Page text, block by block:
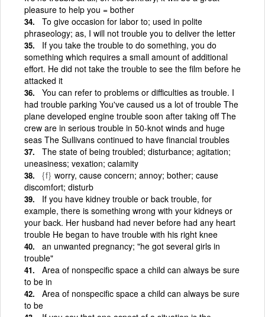
pleasure to help you = bother
To give occasion for labor to; used in polite
phraseology; as, I will not trouble you to deliver the letter
If you take the trouble to do something, you do
something which requires a small amount of additional
effort. He did not take the trouble to see the film before he
attacked it
You can refer to problems or difficulties as trouble. I
had trouble parking You've caused us a lot of trouble The
plane developed engine trouble soon after taking off The
crew are in serious trouble in 50-knot winds and huge
seas The Sullivans continued to have financial troubles
The state of being troubled; disturbance; agitation;
uneasiness; vexation; calamity
{f} worry, cause concern; annoy; bother; cause
discomfort; disturb
If you have kidney trouble or back trouble, for
example, there is something wrong with your kidneys or
your back. Her husband had never before had any heart
trouble He began to have trouble with his right knee
an unwanted pregnancy; "he got several girls in
trouble"
Area of nonspecific space a child can always be sure
to be in
Area of nonspecific space a child can always be sure
to be